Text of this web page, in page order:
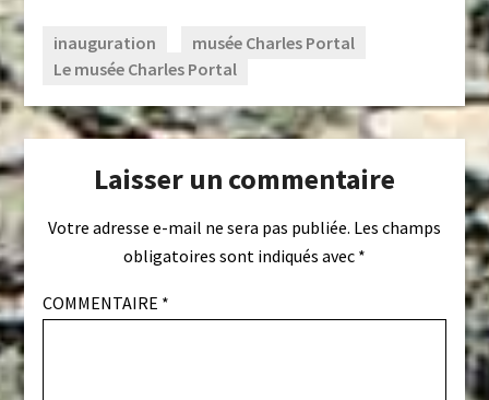
inauguration
musée Charles Portal
Le musée Charles Portal
Laisser un commentaire
Votre adresse e-mail ne sera pas publiée. Les champs
obligatoires sont indiqués avec *
COMMENTAIRE *